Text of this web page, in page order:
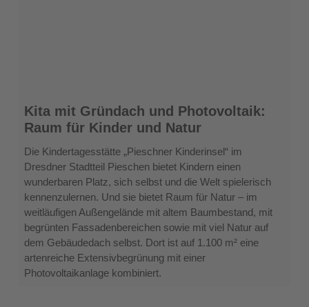
Kita
mit
Gründach
und
Photovoltaik:
für
und
Natur
Kita mit Gründach und Photovoltaik:
Raum für Kinder und Natur
Die Kindertagesstätte „Pieschner Kinderinsel“ im
Dresdner Stadtteil Pieschen bietet Kindern einen
wunderbaren Platz, sich selbst und die Welt spielerisch
kennenzulernen. Und sie bietet Raum für Natur – im
weitläufigen Außengelände mit altem Baumbestand, mit
begrünten Fassadenbereichen sowie mit viel Natur auf
dem Gebäudedach selbst. Dort ist auf 1.100 m² eine
artenreiche Extensivbegrünung mit einer
Photovoltaikanlage kombiniert.